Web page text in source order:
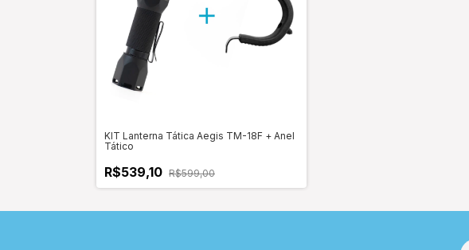
KIT Lanterna Tática Aegis TM-18F + Anel
Tático
R$539,10 R$599,00